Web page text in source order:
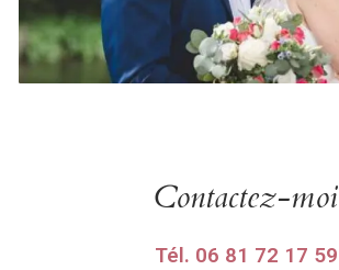
Contactez-moi
Tél. 06 81 72 17 59